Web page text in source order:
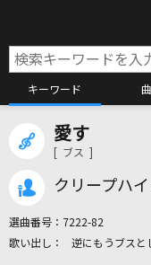
キーワード
愛す
[ ブス ]
クリープハ
選曲番号： 7222-82
逆にもうブスと